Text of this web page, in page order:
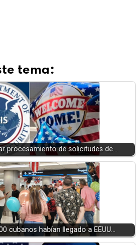
tema:
procesamiento de solicitudes de…
cubanos habían llegado a EEUU…